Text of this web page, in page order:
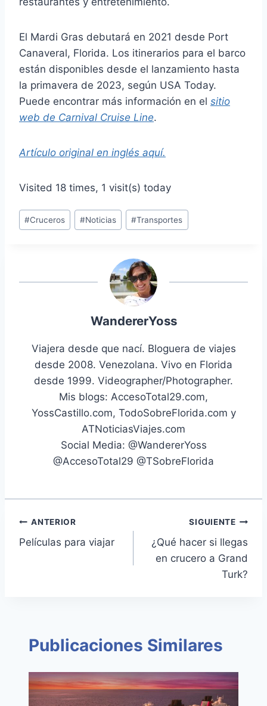
El Mardi Gras debutará en 2021 desde Port
Canaveral, Florida. Los itinerarios para el barco
están disponibles desde el lanzamiento hasta
la primavera de 2023, según USA Today.
Puede encontrar más información en el sitio
web de Carnival Cruise Line.
Artículo original en inglés aquí.
Visited 18 times, 1 visit(s) today
Etiquetas
de
#Cruceros #Noticias #Transportes
WandererYoss
Viajera desde que nací. Bloguera de viajes
desde 2008. Venezolana. Vivo en Florida
desde 1999. Videographer/Photographer.
Mis blogs: AccesoTotal29.com,
YossCastillo.com, TodoSobreFlorida.com y
ATNoticiasViajes.com
Social Media: @WandererYoss
@AccesoTotal29 @TSobreFlorida
Navegación
de
ANTERIOR
Películas para viajar
SIGUIENTE
¿Qué hacer si llegas
en crucero a Grand
Turk?
Publicaciones Similares